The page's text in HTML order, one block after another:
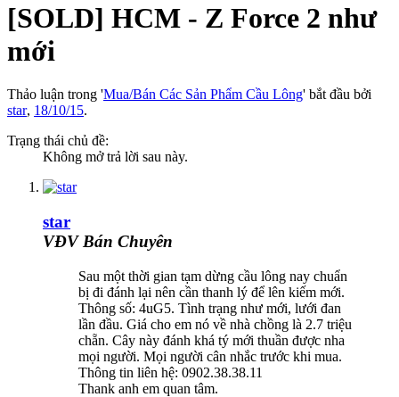
[SOLD] HCM - Z Force 2 như
mới
Thảo luận trong 'Mua/Bán Các Sản Phẩm Cầu Lông' bắt đầu bởi
star, 18/10/15.
Trạng thái chủ đề:
Không mở trả lời sau này.
star
VĐV Bán Chuyên
Sau một thời gian tạm dừng cầu lông nay chuẩn
bị đi đánh lại nên cần thanh lý để lên kiếm mới.
Thông số: 4uG5. Tình trạng như mới, lưới đan
lần đầu. Giá cho em nó về nhà chồng là 2.7 triệu
chẵn. Cây này đánh khá tý mới thuần được nha
mọi người. Mọi người cân nhắc trước khi mua.
Thông tin liên hệ: 0902.38.38.11
Thank anh em quan tâm.